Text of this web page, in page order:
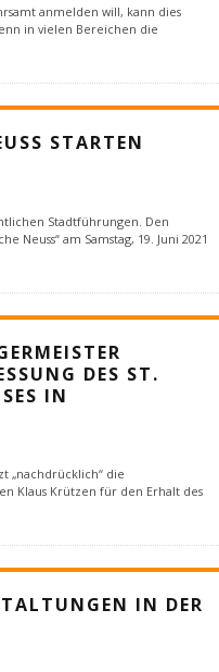
anmelden will, kann dies
in vielen Bereichen die
STARTEN
Stadtführungen. Den
Neuss“ am Samstag, 19. Juni 2021
DES ST. E
IN G
„nachdrücklich“ die
Klaus Krützen für den Erhalt des
IN DER